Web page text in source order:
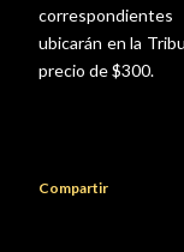
ubicarán en la
precio de $300.
Compartir